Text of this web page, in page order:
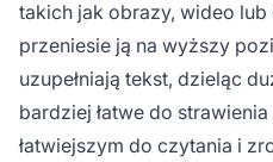
takich jak obrazy, wideo
przeniesie ją na wyższy
uzupełniają tekst, dzieląc
bardziej łatwe do
łatwiejszym do czytania i